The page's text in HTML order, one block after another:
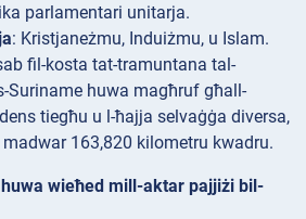
parlamentari unitarja.
: Kristjaneżmu, Induiżmu, u Islam.
fil-kosta tat-tramuntana tal-
Suriname huwa magħruf għall-
tiegħu u l-ħajja selvaġġa diversa,
madwar 163,820 kilometru kwadru.
wieħed mill-aktar pajjiżi bil-